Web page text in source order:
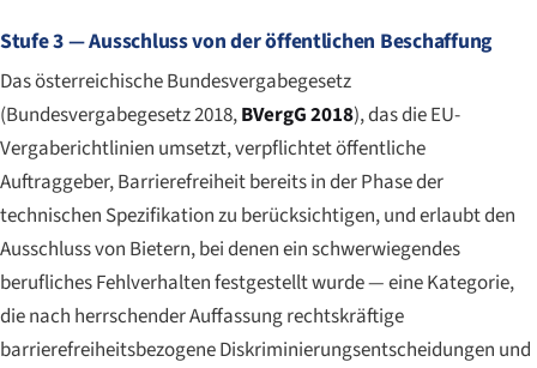
Stufe 3 — Ausschluss von der öffentlichen Beschaffung
Das österreichische Bundesvergabegesetz
(Bundesvergabegesetz 2018,BVergG 2018), das die EU-
Vergaberichtlinien umsetzt, verpflichtet öffentliche
Auftraggeber, Barrierefreiheit bereits in der Phase der
technischen Spezifikation zu berücksichtigen, und erlaubt den
Ausschluss von Bietern, bei denen ein schwerwiegendes
berufliches Fehlverhalten festgestellt wurde — eine Kategorie,
die nach herrschender Auffassung rechtskräftige
barrierefreiheitsbezogene Diskriminierungsentscheidungen und